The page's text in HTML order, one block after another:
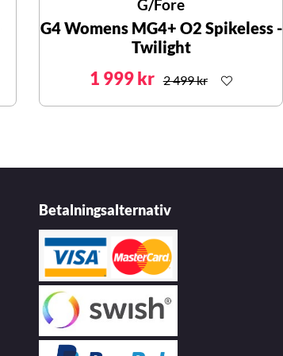
G/Fore
G4 Womens MG4+ O2 Spikeless -
Twilight
1 999 kr 2 499 kr
Betalningsalternativ